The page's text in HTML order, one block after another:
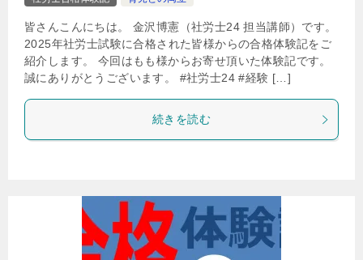
皆さんこんにちは。 金沢博憲（社労士24 担当講師）です。
2025年社労士試験に合格された皆様からの合格体験記をご
紹介します。 今回はもも様からお寄せ頂いた体験記です。
誠にありがとうございます。 #社労士24 #経験 […]
続きを読む